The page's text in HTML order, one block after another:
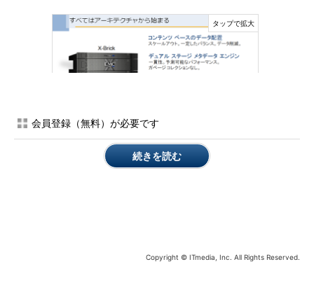
「X-Brick」
会員登録（無料）が必要です
続きを読む
Copyright © ITmedia, Inc. All Rights Reserved.